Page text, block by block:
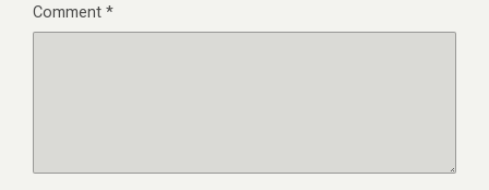
Comment*